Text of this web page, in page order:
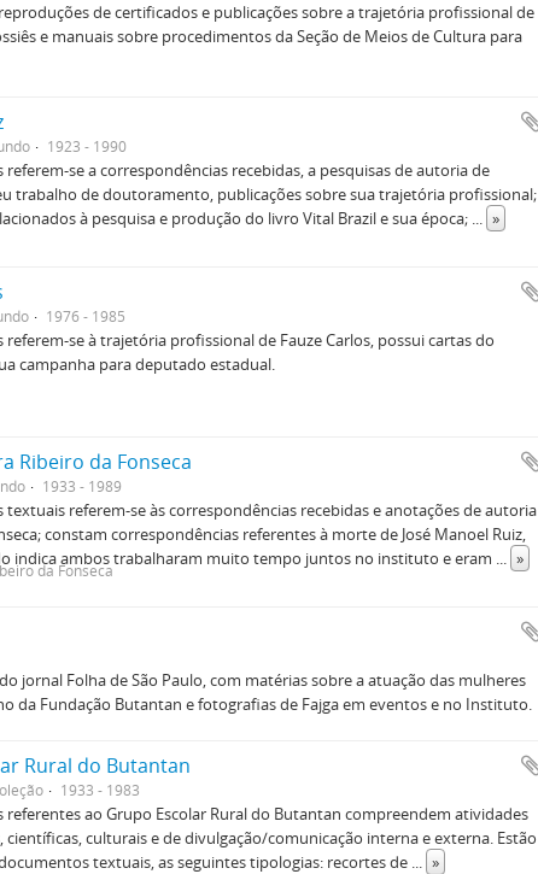
de certificados e publicações sobre a trajetória profissional de
e manuais sobre procedimentos da Seção de Meios de Cultura para
1923 - 1990
se a correspondências recebidas, a pesquisas de autoria de
trabalho de doutoramento, publicações sobre sua trajetória profissional;
à pesquisa e produção do livro Vital Brazil e sua época; ... »
1976 - 1985
se à trajetória profissional de Fauze Carlos, possui cartas do
campanha para deputado estadual.
Ribeiro da Fonseca
1933 - 1989
referem-se às correspondências recebidas e anotações de autoria
constam correspondências referentes à morte de José Manoel Ruiz,
indica ambos trabalharam muito tempo juntos no instituto e eram ... »
da Fonseca
jornal Folha de São Paulo, com matérias sobre a atuação das mulheres
da Fundação Butantan e fotografias de Fajga em eventos e no Instituto.
Rural do Butantan
1933 - 1983
referentes ao Grupo Escolar Rural do Butantan compreendem atividades
culturais e de divulgação/comunicação interna e externa. Estão
textuais, as seguintes tipologias: recortes de ... »